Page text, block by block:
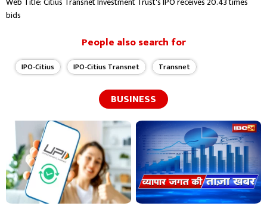
bids
People also search for
IPO-Citius IPO-Citius Transnet Transnet
BUSINESS